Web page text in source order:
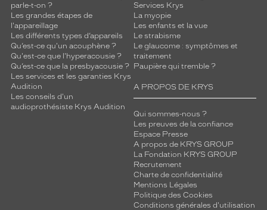
parle-t-on ?
Les grandes étapes de
l'appareillage
Les différents types d’appareils
Qu’est-ce qu'un acouphène ?
Qu'est-ce que l'hyperacousie ?
Qu’est-ce que la presbyacousie ?
Les services et les garanties Krys
Audition
Les conseils d'un
audioprothésiste Krys Audition
Services Krys
La myopie
Les enfants et la vue
Le strabisme
Le glaucome : symptômes et
traitement
Paupière qui tremble ?
A PROPOS DE KRYS
Qui sommes-nous ?
Les preuves de la confiance
Espace Presse
A propos de KRYS GROUP
La Fondation KRYS GROUP
Recrutement
Charte de confidentialité
Mentions Légales
Politique des Cookies
Conditions générales d'utilisation